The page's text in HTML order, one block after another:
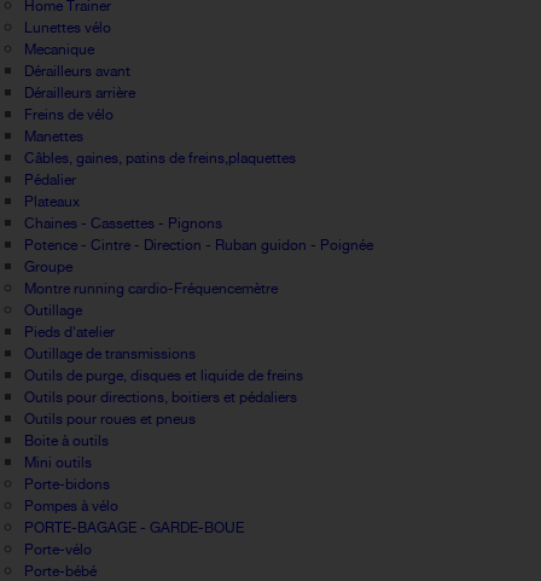
Home Trainer
Lunettes vélo
Mecanique
Dérailleurs avant
Dérailleurs arrière
Freins de vélo
Manettes
Câbles, gaines, patins de freins,plaquettes
Pédalier
Plateaux
Chaines - Cassettes - Pignons
Potence - Cintre - Direction - Ruban guidon - Poignée
Groupe
Montre running cardio-Fréquencemètre
Outillage
Pieds d'atelier
Outillage de transmissions
Outils de purge, disques et liquide de freins
Outils pour directions, boitiers et pédaliers
Outils pour roues et pneus
Boite à outils
Mini outils
Porte-bidons
Pompes à vélo
PORTE-BAGAGE - GARDE-BOUE
Porte-vélo
Porte-bébé